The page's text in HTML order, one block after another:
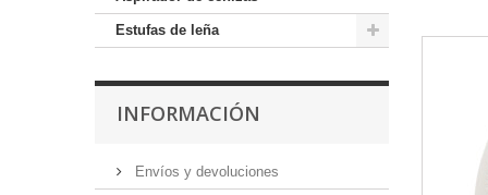
Estufas de leña
INFORMACIÓN
Envíos y devoluciones